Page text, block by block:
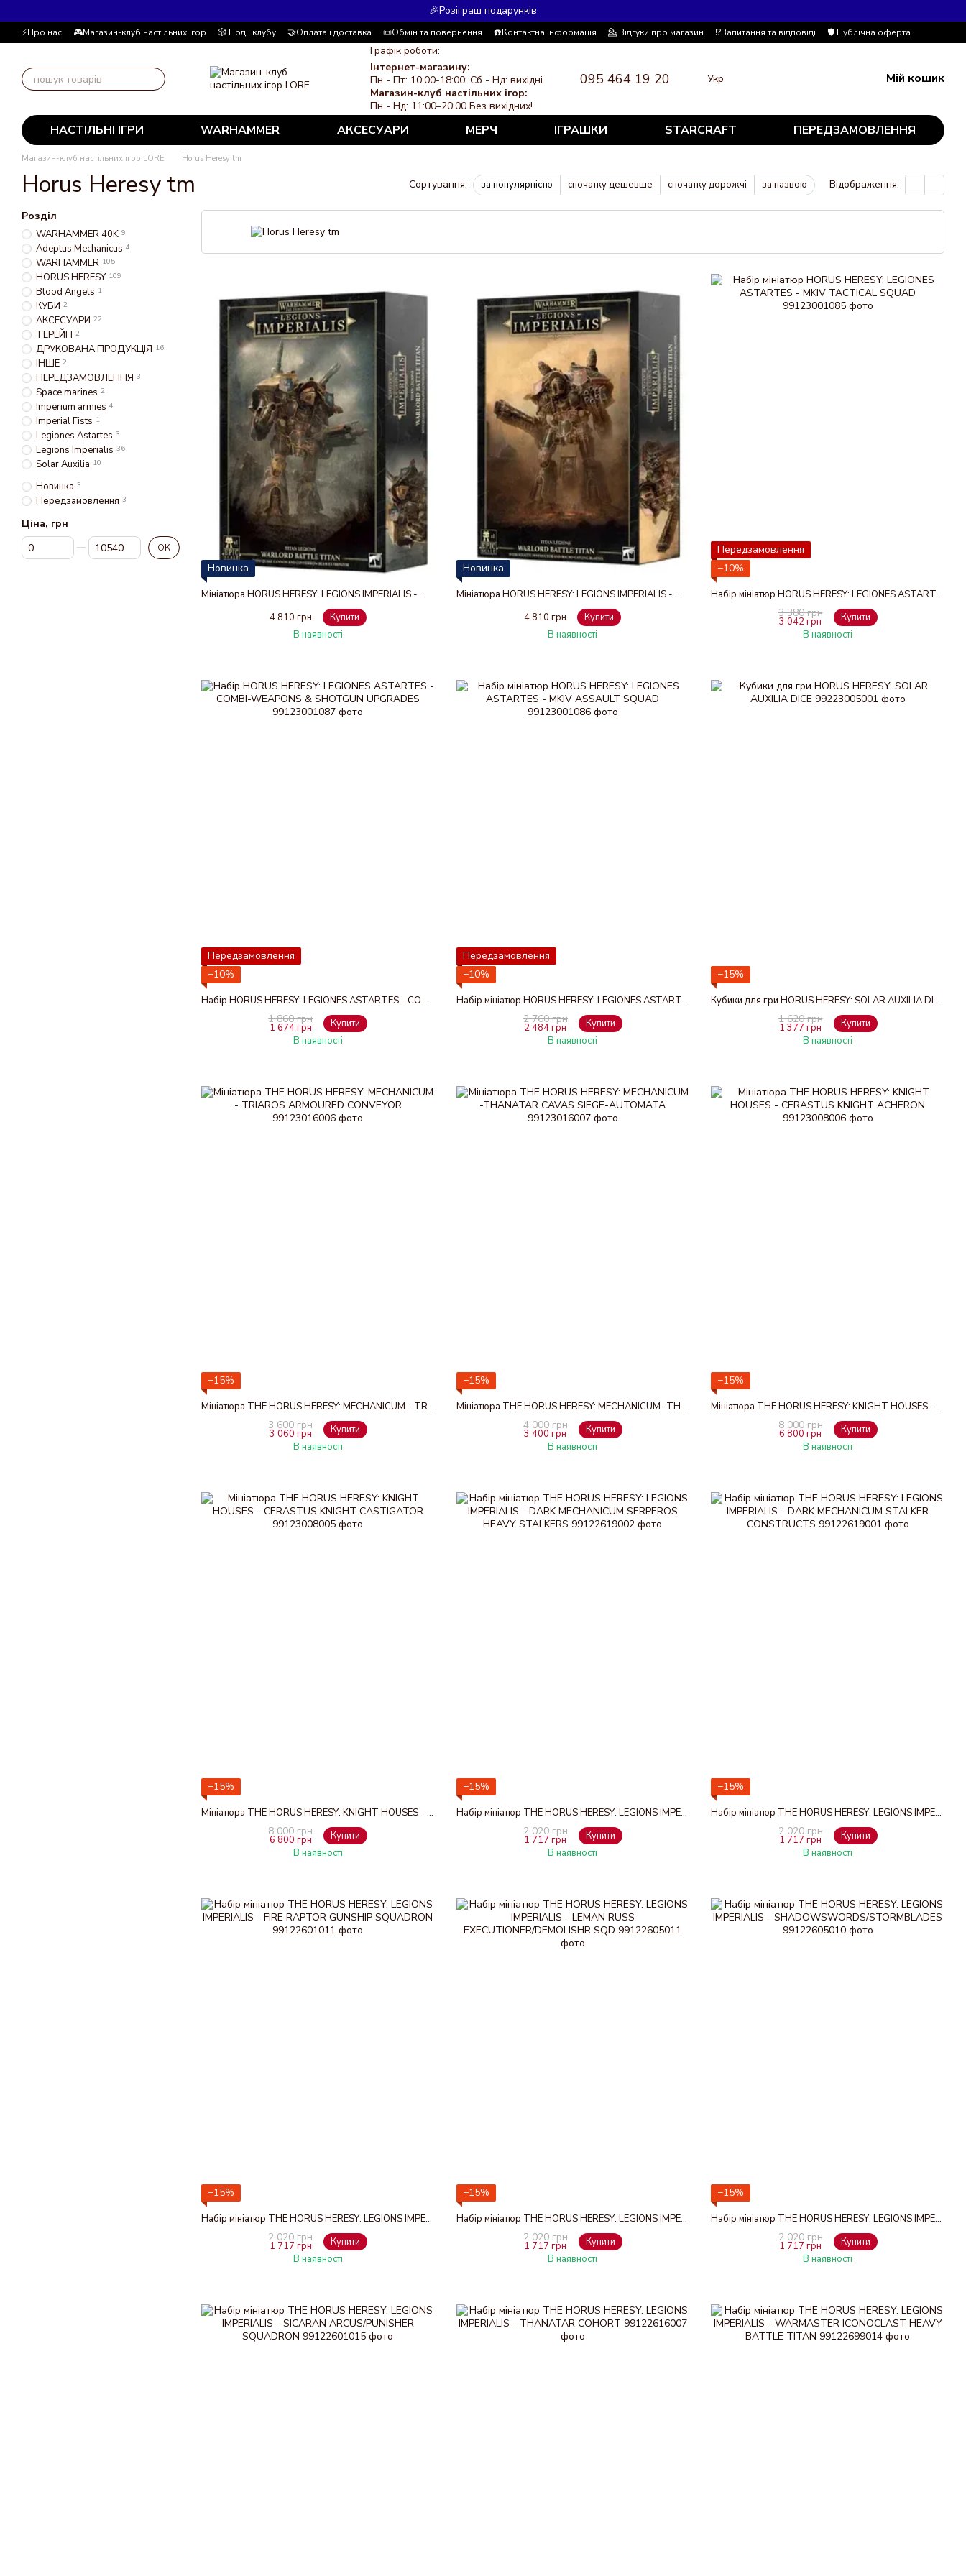
🎉Розіграш подарунків
⚡Про нас 🎮Магазин-клуб настільних ігор 🎲 Події клубу 🤝Оплата і доставка 📜Обмін та повернення ☎️Контактна інформація 💁 Відгуки про магазин ⁉️Запитання та відповіді
🛡️ Публічна оферта
📚Блог
Автор блогу 📰 Угода користувача 💸 Накопичувальна система знижок ЗМІ про нас Політика конфіденційності
Графік роботи:
Інтернет-магазину:
Пн - Пт: 10:00-18:00; Сб - Нд: вихідні
Магазин-клуб настільних ігор:
Пн - Нд: 11:00–20:00 Без вихідних!
095 464 19 20 Укр Мій кошик
НАСТІЛЬНІ ІГРИ WARHAMMER АКСЕСУАРИ МЕРЧ ІГРАШКИ STARCRAFT ПЕРЕДЗАМОВЛЕННЯ
Магазин-клуб настільних ігор LORE Horus Heresy tm
Horus Heresy tm Сортування: за популярністю спочатку дешевше спочатку дорожчі за назвою Відображення:
Новинка
Мініатюра HORUS HERESY: LEGIONS IMPERIALIS - WARLORD TITAN+QUAKE CANNON & BEAM/EX
4 810 грн
Купити
В наявності
Новинка
Мініатюра HORUS HERESY: LEGIONS IMPERIALIS - WARLORD TITAN W/VOLKITE & MACRO GAT
4 810 грн
Купити
В наявності
Передзамовлення
−10%
Набір мініатюр HORUS HERESY: LEGIONES ASTARTES - MKIV TACTICAL SQUAD
3 380 грн
3 042 грн
Купити
В наявності
Передзамовлення
−10%
Набір HORUS HERESY: LEGIONES ASTARTES - COMBI-WEAPONS & SHOTGUN UPGRADES
1 860 грн
1 674 грн
Купити
В наявності
Передзамовлення
−10%
Набір мініатюр HORUS HERESY: LEGIONES ASTARTES - MKIV ASSAULT SQUAD
2 760 грн
2 484 грн
Купити
В наявності
−15%
Кубики для гри HORUS HERESY: SOLAR AUXILIA DICE
1 620 грн
1 377 грн
Купити
В наявності
−15%
Мініатюра THE HORUS HERESY: MECHANICUM - TRIAROS ARMOURED CONVEYOR
3 600 грн
3 060 грн
Купити
В наявності
−15%
Мініатюра THE HORUS HERESY: MECHANICUM -THANATAR CAVAS SIEGE-AUTOMATA
4 000 грн
3 400 грн
Купити
В наявності
−15%
Мініатюра THE HORUS HERESY: KNIGHT HOUSES - CERASTUS KNIGHT ACHERON
8 000 грн
6 800 грн
Купити
В наявності
−15%
Мініатюра THE HORUS HERESY: KNIGHT HOUSES - CERASTUS KNIGHT CASTIGATOR
8 000 грн
6 800 грн
Купити
В наявності
−15%
Набір мініатюр THE HORUS HERESY: LEGIONS IMPERIALIS - DARK MECHANICUM SERPEROS HEAVY STALKERS
2 020 грн
1 717 грн
Купити
В наявності
−15%
Набір мініатюр THE HORUS HERESY: LEGIONS IMPERIALIS - DARK MECHANICUM STALKER CONSTRUCTS
2 020 грн
1 717 грн
Купити
В наявності
−15%
Набір мініатюр THE HORUS HERESY: LEGIONS IMPERIALIS - FIRE RAPTOR GUNSHIP SQUADRON
2 020 грн
1 717 грн
Купити
В наявності
−15%
Набір мініатюр THE HORUS HERESY: LEGIONS IMPERIALIS - LEMAN RUSS EXECUTIONER/DEMOLISHR SQD
2 020 грн
1 717 грн
Купити
В наявності
−15%
Набір мініатюр THE HORUS HERESY: LEGIONS IMPERIALIS - SHADOWSWORDS/STORMBLADES
2 020 грн
1 717 грн
Купити
В наявності
Розділ
WARHAMMER 40K 9
Adeptus Mechanicus 4
WARHAMMER 105
HORUS HERESY 109
Blood Angels 1
КУБИ 2
АКСЕСУАРИ 22
ТЕРЕЙН 2
ДРУКОВАНА ПРОДУКЦІЯ 16
ІНШЕ 2
ПЕРЕДЗАМОВЛЕННЯ 3
Space marines 2
Imperium armies 4
Imperial Fists 1
Legiones Astartes 3
Legions Imperialis 36
Solar Auxilia 10
Новинка 3
Передзамовлення 3
Ціна, грн
Від Ціна, грн
До Ціна, грн ОК